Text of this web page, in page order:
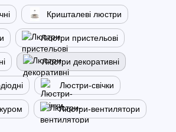
Кришталеві люстри
Люстри пристельові
Люстри декоративні
Люстри-свічки
Люстри-вентилятори